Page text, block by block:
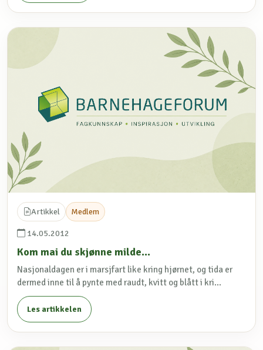
Artikkel Medlem
14.05.2012
Kom mai du skjønne milde...
Nasjonaldagen er i marsjfart like kring hjørnet, og tida er
dermed inne til å pynte med raudt, kvitt og blått i kri...
Les artikkelen